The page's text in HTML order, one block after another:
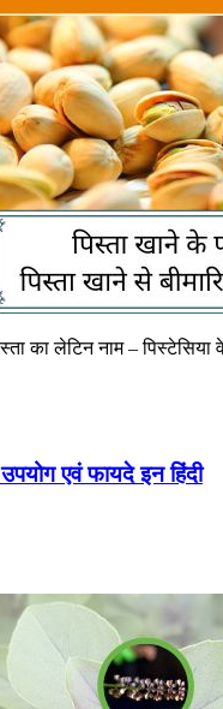
का लेटिन नाम –
एवं फायदे इन हिंदी